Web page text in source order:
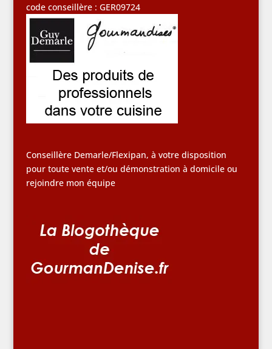
code conseillère : GER09724
Conseillère Demarle/Flexipan, à votre disposition
pour toute vente et/ou démonstration à domicile ou
rejoindre mon équipe